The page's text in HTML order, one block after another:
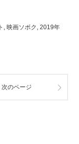
, 映画ソボク , 2019年
次のページ